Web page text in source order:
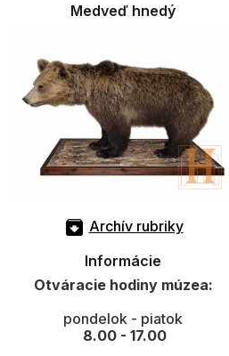
Medveď hnedý
Archív rubriky
Informácie
Otváracie hodiny múzea:
pondelok - piatok
8.00 - 17.00